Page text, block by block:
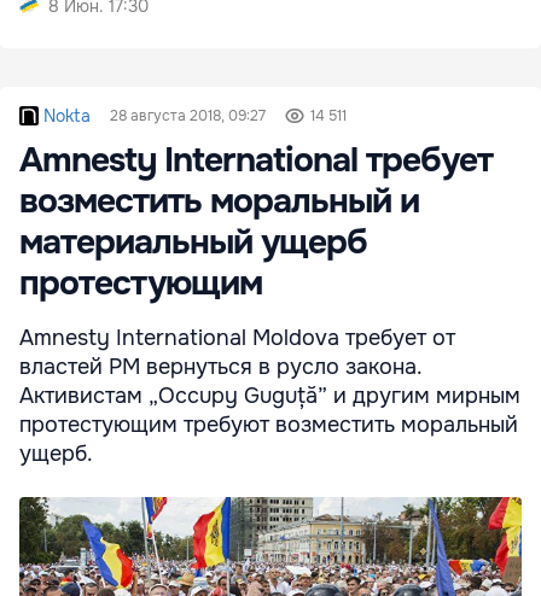
8 Июн. 17:30
Nokta 28 августа 2018, 09:27 14 511
Amnesty International требует
возместить моральный и
материальный ущерб
протестующим
Amnesty International Moldova требует от
властей РМ вернуться в русло закона.
Активистам „Occupy Guguță” и другим мирным
протестующим требуют возместить моральный
ущерб.